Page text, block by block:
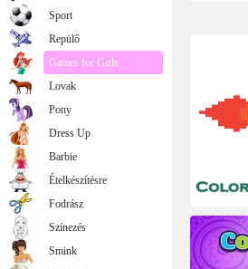
Sport
Repülő
Games for Girls
Lovak
Pony
Dress Up
Barbie
Ételkészítésre
Fodrász
Színezés
Smink